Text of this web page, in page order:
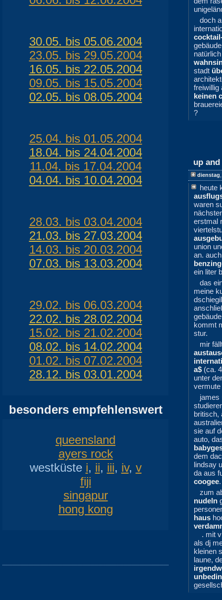
30.05. bis 05.06.2004
23.05. bis 29.05.2004
16.05. bis 22.05.2004
09.05. bis 15.05.2004
02.05. bis 08.05.2004
25.04. bis 01.05.2004
18.04. bis 24.04.2004
11.04. bis 17.04.2004
04.04. bis 10.04.2004
28.03. bis 03.04.2004
21.03. bis 27.03.2004
14.03. bis 20.03.2004
07.03. bis 13.03.2004
29.02. bis 06.03.2004
22.02. bis 28.02.2004
15.02. bis 21.02.2004
08.02. bis 14.02.2004
01.02. bis 07.02.2004
28.12. bis 03.01.2004
besonders empfehlenswert
queensland
ayers rock
westküste i, ii, iii, iv, v
fiji
singapur
hong kong
doch
stadt
keinen
?
up and
dienstag
heute
waren
erstmal
union
an.
ein liter
das
meine
kommt
stur.
mir
a$ (ca.
unter
james
britisch,
sie auf
auto,
dem
lindsay
da aus
coogee
zum
nudeln
haus
. mit
als dj
kleinen
laune,